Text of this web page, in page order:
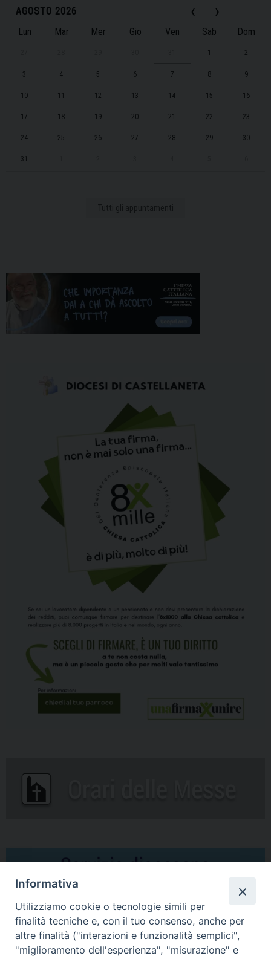
‹
AGOSTO 2026 ›
Lun Mar Mer Gio Ven Sab Dom
1 2
3 4 5 6 7 8 9
10 11 12 13 14 15 16
17 18 19 20 21 22 23
24 25 26 27 28 29 30
31
Tutti gli appuntamenti
Comunicati Stampa
Informativa
Utilizziamo cookie o tecnologie simili per
finalità tecniche e, con il tuo consenso, anche per
altre finalità ("interazioni e funzionalità semplici",
"miglioramento dell'esperienza", "misurazione" e